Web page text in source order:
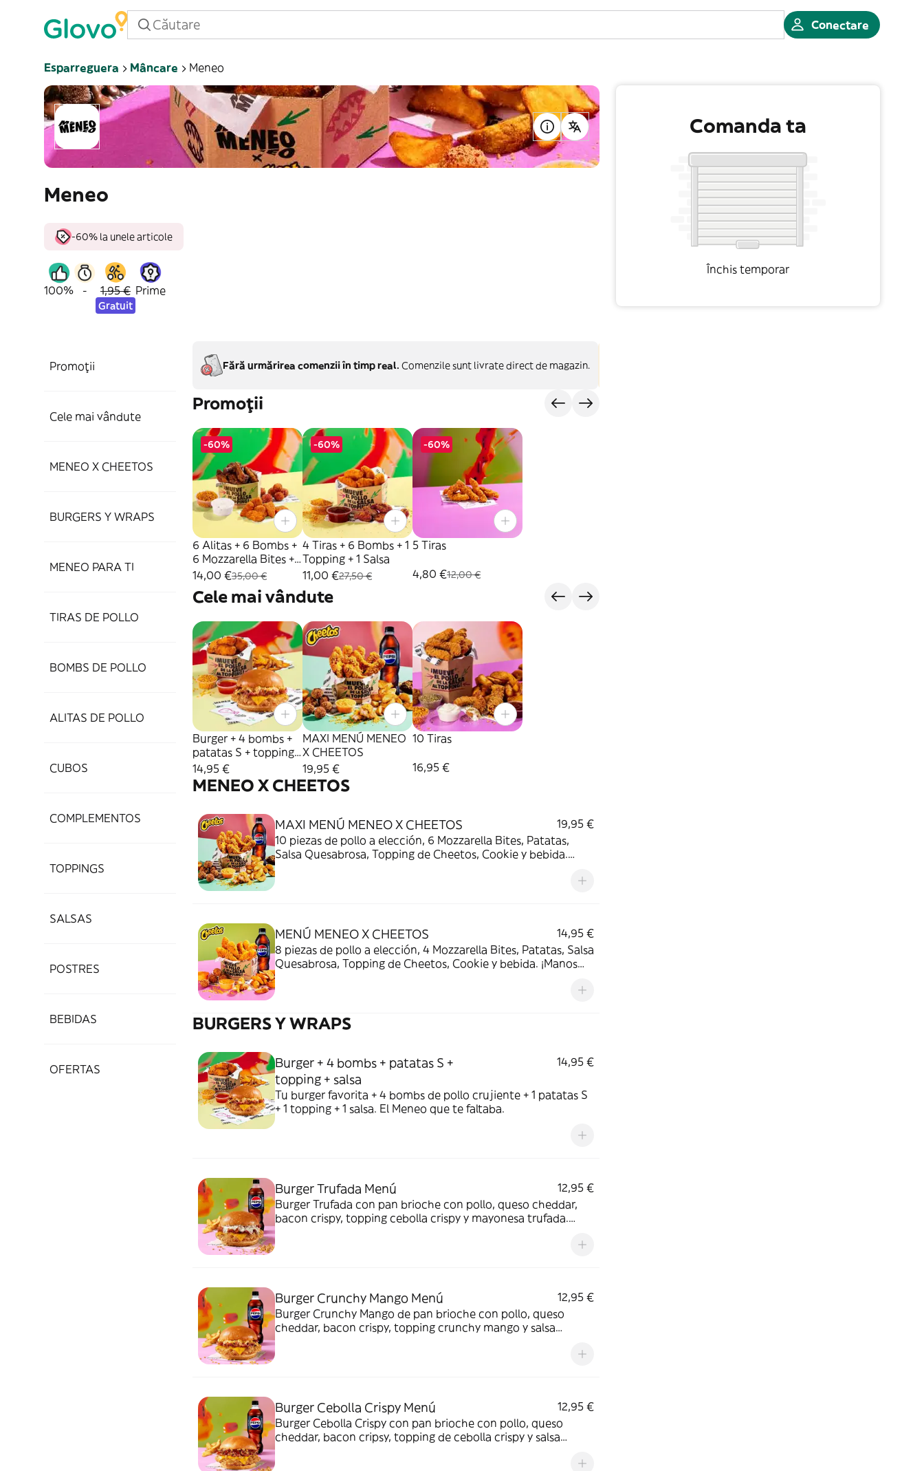
Conectare
Esparreguera Mâncare Meneo
Meneo
-60% la unele articole
100% - 1,95 €
Gratuit
Prime
Promoții
Cele mai vândute
MENEO X CHEETOS
BURGERS Y WRAPS
MENEO PARA TI
TIRAS DE POLLO
BOMBS DE POLLO
ALITAS DE POLLO
CUBOS
COMPLEMENTOS
TOPPINGS
SALSAS
POSTRES
BEBIDAS
OFERTAS
Fără urmărirea comenzii în timp real. Comenzile sunt livrate direct de magazin.
Promoții
-60%
6 Alitas + 6 Bombs +
6 Mozzarella Bites +
Salsa + Topping
14,00 €35,00 €
-60%
4 Tiras + 6 Bombs + 1
Topping + 1 Salsa
11,00 €27,50 €
-60%
5 Tiras
4,80 €12,00 €
Cele mai vândute
Burger + 4 bombs +
patatas S + topping +
salsa
14,95 €
MAXI MENÚ MENEO
X CHEETOS
19,95 €
10 Tiras
16,95 €
MENEO X CHEETOS
MAXI MENÚ MENEO X CHEETOS
19,95 €
10 piezas de pollo a elección, 6 Mozzarella Bites, Patatas,
Salsa Quesabrosa, Topping de Cheetos, Cookie y bebida.
MENÚ MENEO X CHEETOS
14,95 €
8 piezas de pollo a elección, 4 Mozzarella Bites, Patatas, Salsa
Quesabrosa, Topping de Cheetos, Cookie y bebida. ¡Manos
BURGERS Y WRAPS
Burger + 4 bombs + patatas S +
topping + salsa
14,95 €
Tu burger favorita + 4 bombs de pollo crujiente + 1 patatas S
+ 1 topping + 1 salsa. El Meneo que te faltaba.
Burger Trufada Menú
12,95 €
Burger Trufada con pan brioche con pollo, queso cheddar,
bacon crispy, topping cebolla crispy y mayonesa trufada.
Burger Crunchy Mango Menú
12,95 €
Burger Crunchy Mango de pan brioche con pollo, queso
cheddar, bacon crispy, topping crunchy mango y salsa
Burger Cebolla Crispy Menú
12,95 €
Burger Cebolla Crispy con pan brioche con pollo, queso
cheddar, bacon cripsy, topping de cebolla crispy y salsa
Comanda ta
Închis temporar